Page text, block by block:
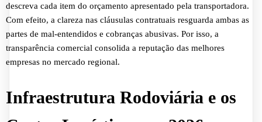
descreva cada item do orçamento apresentado pela transportadora.
Com efeito, a clareza nas cláusulas contratuais resguarda ambas as
partes de mal-entendidos e cobranças abusivas. Por isso, a
transparência comercial consolida a reputação das melhores
empresas no mercado regional.
Infraestrutura Rodoviária e os